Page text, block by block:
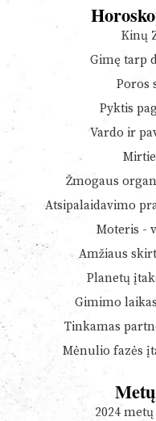
Kinų
Gimę tarp
Poros
Pyktis
Vardo ir
Žmogaus
Atsipalaidavimo
Moteris -
Amžiaus
Planetų
Gimimo
Tinkamas
Mėnulio fazės
2024